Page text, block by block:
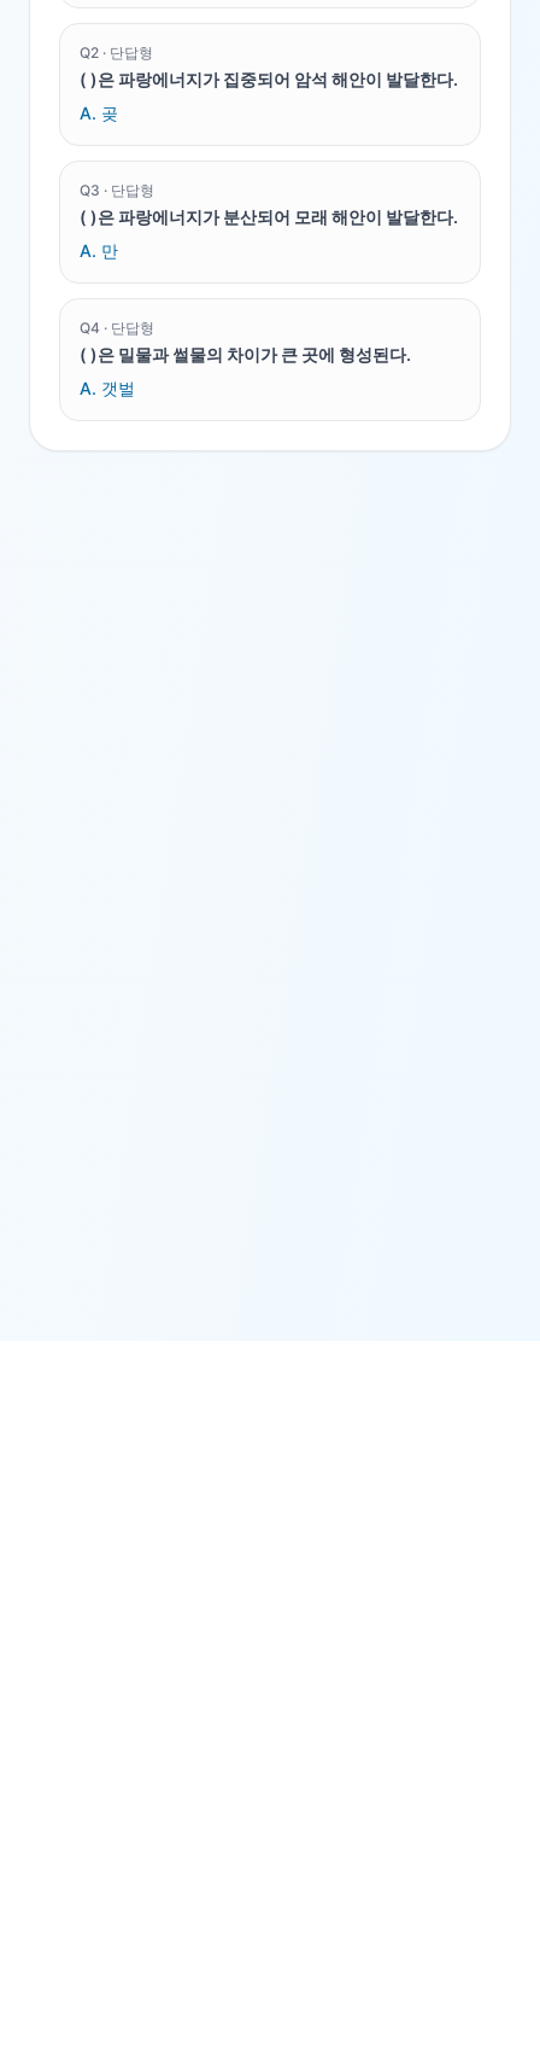
Q2 · 단답형
( )은 파랑에너지가 집중되어 암석 해안이 발달한다.
A. 곶
Q3 · 단답형
( )은 파랑에너지가 분산되어 모래 해안이 발달한다.
A. 만
Q4 · 단답형
( )은 밀물과 썰물의 차이가 큰 곳에 형성된다.
A. 갯벌